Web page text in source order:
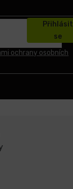
ochrany osobních
Přihlásit
se